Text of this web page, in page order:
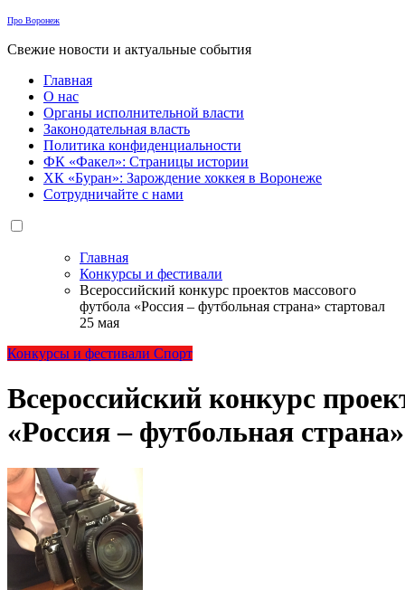
Про Воронеж
Свежие новости и актуальные события
Главная
О нас
Органы исполнительной власти
Законодательная власть
Политика конфиденциальности
ФК «Факел»: Страницы истории
ХК «Буран»: Зарождение хоккея в Воронеже
Сотрудничайте с нами
Главная
Конкурсы и фестивали
Всероссийский конкурс проектов массового
футбола «Россия – футбольная страна» стартовал
25 мая
Конкурсы и фестивали Спорт
Всероссийский конкурс
«Россия – футбольная